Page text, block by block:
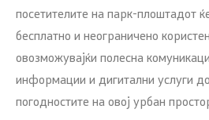
посетителите на парк-плоштадот
бесплатно и неограничено
овозможувајќи полесна
информации и дигитални услуги
погодностите на овој урбан